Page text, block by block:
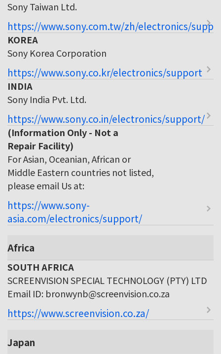
Sony Taiwan Ltd.
https://www.sony.com.tw/zh/electronics/
KOREA
Sony Korea Corporation
https://www.sony.co.kr/electronics/support
INDIA
Sony India Pvt. Ltd.
https://www.sony.co.in/electronics/support/
(Information Only - Not a
Repair Facility)
For Asian, Oceanian, African or
Middle Eastern countries not listed,
please email Us at:
https://www.sony-
asia.com/electronics/support/
Africa
SOUTH AFRICA
SCREENVISION SPECIAL TECHNOLOGY (PTY) LTD
Email ID: bronwynb@screenvision.co.za
https://www.screenvision.co.za/
Japan